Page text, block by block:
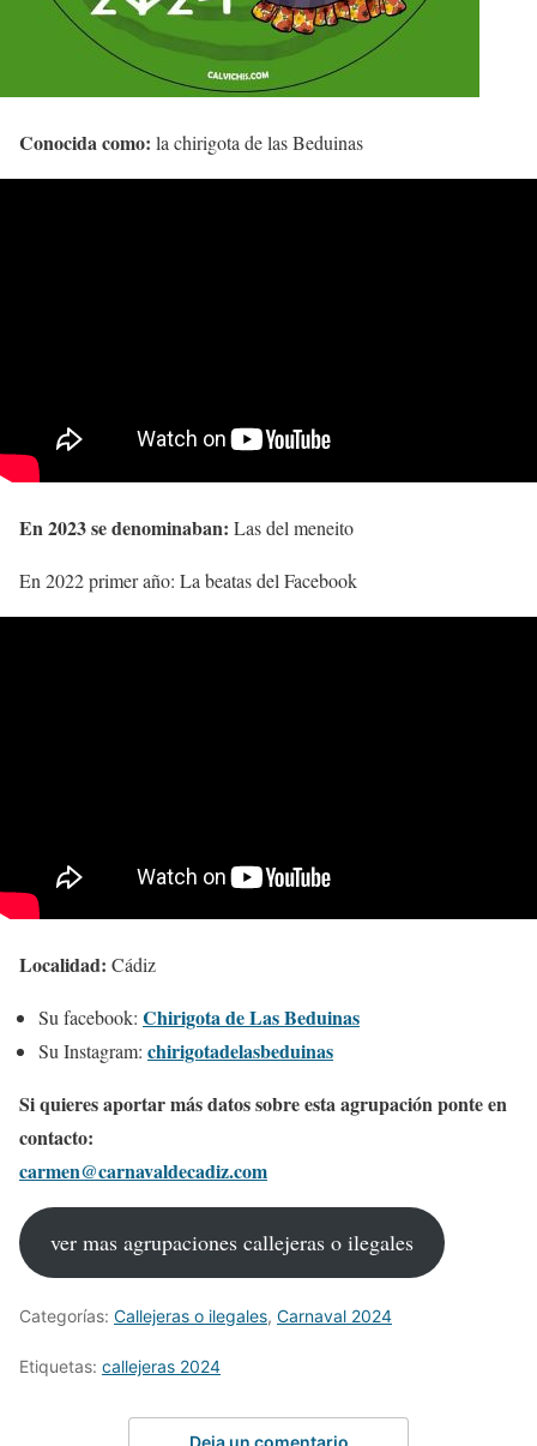
Conocida como: la chirigota de las Beduinas
En 2023 se denominaban: Las del meneito
En 2022 primer año: La beatas del Facebook
Localidad: Cádiz
Su facebook: Chirigota de Las Beduinas
Su Instagram: chirigotadelasbeduinas
Si quieres aportar más datos sobre esta agrupación ponte en
contacto:
carmen@carnavaldecadiz.com
ver mas agrupaciones callejeras o ilegales
Categorías: Callejeras o ilegales, Carnaval 2024
Etiquetas: callejeras 2024
Deja un comentario